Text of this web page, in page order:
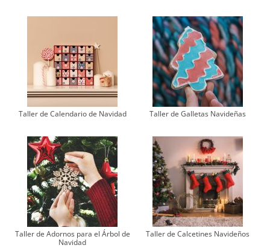
Taller de Calendario de Navidad Taller de Galletas Navideñas
Taller de Adornos para el Árbol de
Navidad
Taller de Calcetines Navideños